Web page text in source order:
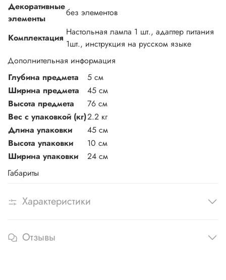
Дополнительная информация
Декоративные
элементы
без элементов
Комплектация
Настольная лампа 1 шт., адаптер питания
1шт., инструкция на русском языке
Габариты
Глубина предмета
5 см
Ширина предмета
45 см
Высота предмета
76 см
Вес с упаковкой (кг)2.2 кг
Длина упаковки
45 см
Высота упаковки
10 см
Ширина упаковки
24 см
Характеристики
Отзывы